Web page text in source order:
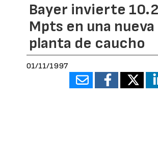
Bayer invierte
Mpts en una nueva
planta de caucho
01/11/1997